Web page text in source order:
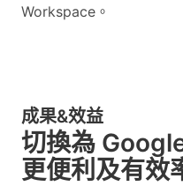
Workspace。
成果&效益
切換為
更便利及有效